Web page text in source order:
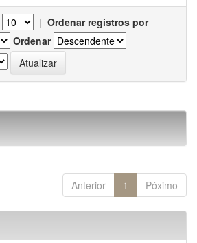
| Ordenar registros por
Ordenar
Anterior 1 Póximo